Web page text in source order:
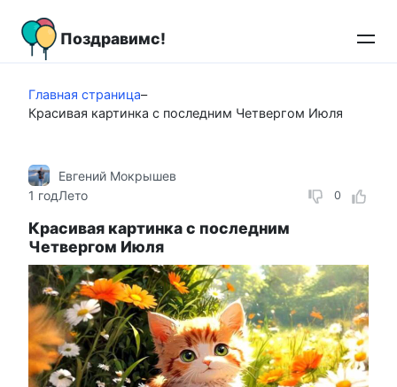
контенту
Поздравимс!
Главная страница–
Красивая картинка с последним Четвергом Июля
0
Евгений Мокрышев
1 годЛето
Красивая картинка с последним
Четвергом Июля